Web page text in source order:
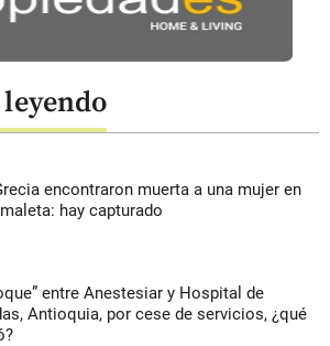
encontraron muerta a una mujer en
hay capturado
entre Anestesiar y Hospital de
Antioquia, por cese de servicios, ¿qué